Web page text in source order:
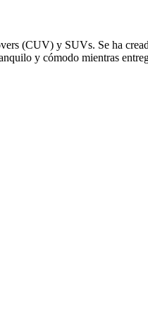
(CUV) y SUVs. Se ha
y cómodo mientras